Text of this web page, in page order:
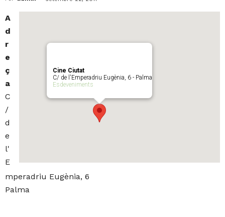
Cine Ciutat
C/ de l'Emperadriu Eugènia, 6 - Palma
Esdeveniments
A
d
r
e
ç
a
C
/
d
e
l'
E
mperadriu Eugènia, 6
Palma